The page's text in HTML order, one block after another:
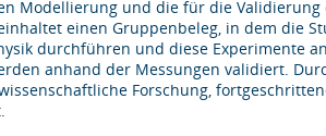
Modellierung und die für die
einen Gruppenbeleg, in dem die
durchführen und diese Experimente
anhand der Messungen validiert.
Forschung,